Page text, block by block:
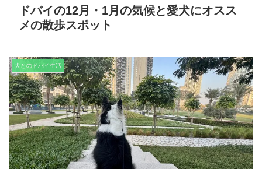
ドバイの12月・1月の気候と愛犬にオスス
メの散歩スポット
犬とのドバイ生活